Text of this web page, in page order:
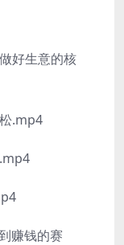
好生意的核
.mp4
赚钱的赛